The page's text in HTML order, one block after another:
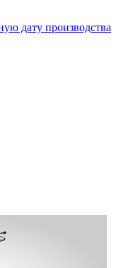
дату производства